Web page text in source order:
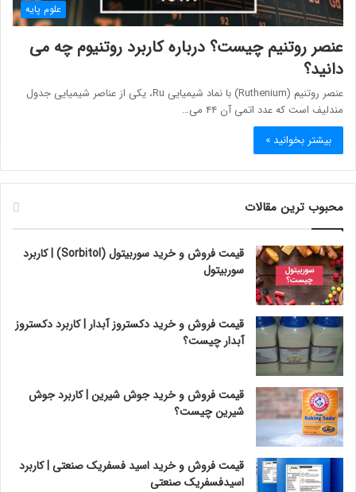
علوم پایه
عنصر روتنیم چیست؟ درباره کاربرد روتنیوم چه می
دانید؟
عنصر روتنیم (Ruthenium) با نماد شیمیایی Ru، یکی از عناصر شیمیایی جدول
مندلیف است که عدد اتمی آن ۴۴ می…
بیشتر بخوانید »
محبوب ترین مقالات
قیمت فروش و خرید سوربیتول (Sorbitol) | کاربرد
سوربیتول
قیمت فروش و خرید دکستروز آبدار | کاربرد دکستروز
آبدار چیست؟
قیمت فروش و خرید جوش شیرین | کاربرد جوش
شیرین چیست؟
قیمت فروش و خرید اسید فسفریک صنعتی | کاربرد
اسیدفسفریک صنعتی